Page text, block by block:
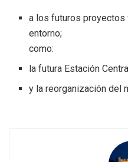
a los futuros proyectos
entorno;
como:
la futura Estación
y la reorganización del